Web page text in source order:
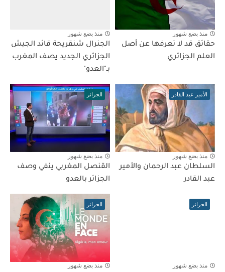
منذ بضع شهور
حقائق قد لا تعرفها عن أصل
العلم الجزائري
منذ بضع شهور
الجنرال شنقريحة قائد الجيش
الجزائري الجديد يصف المغرب
بـ"العدو"
الأمير عبد القادر
منذ بضع شهور
السلطان عبد الرحمان والأمير
عبد القادر
الجزائر
منذ بضع شهور
القنصل المغربي ينفي وصف
الجزائر بالعدو
الجزائر
منذ بضع شهور
الجزائر
منذ بضع شهور